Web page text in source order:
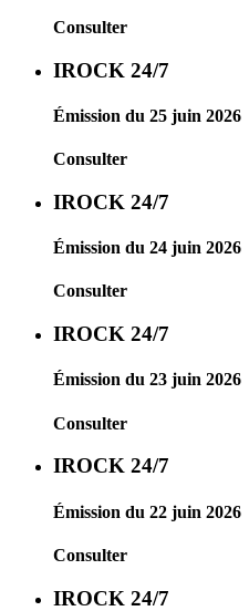
Consulter
IROCK 24/7
Émission du 25 juin 2026
Consulter
IROCK 24/7
Émission du 24 juin 2026
Consulter
IROCK 24/7
Émission du 23 juin 2026
Consulter
IROCK 24/7
Émission du 22 juin 2026
Consulter
IROCK 24/7